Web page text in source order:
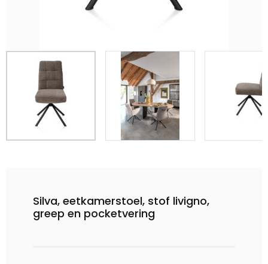
Silva, eetkamerstoel, stof livigno,
greep en pocketvering